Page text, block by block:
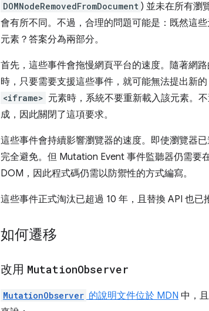
DOMNodeRemovedFromDocument ) 並未在所有瀏
會有所不同。不過，合理的問題可能是：既然這
元素？答案分為兩部分。
首先，這些事件會拖慢網頁平台的速度。隨著網
時，只要需要支援這些事件，就可能無法提出新的
<iframe> 元素時，系統不要重新載入該元素。
成，因此關閉了這項要求。
這些事件會持續影響瀏覽器的速度。即使瀏覽器
完全避免。但 Mutation Event 事件監聽器仍需要
DOM，因此程式碼仍需以防禦性的方式編寫。
這些事件正式淘汰已超過 10 年，且替換 API 也已
如何遷移
改用 MutationObserver
MutationObserver 的說明文件位於 MDN 中，